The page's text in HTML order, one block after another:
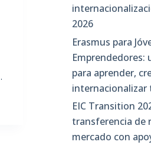
2026
Erasmus para
para aprender,
internacionalizar
EIC Transition
transferencia de
mercado con